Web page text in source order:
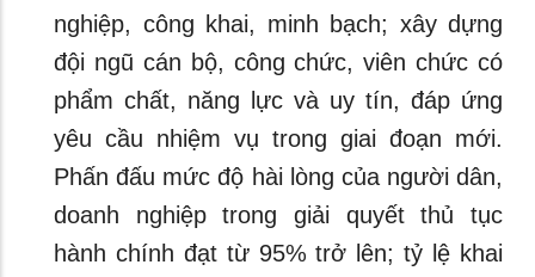
nghiệp, công khai, minh bạch; xây dựng
đội ngũ cán bộ, công chức, viên chức có
phẩm chất, năng lực và uy tín, đáp ứng
yêu cầu nhiệm vụ trong giai đoạn mới.
Phấn đấu mức độ hài lòng của người dân,
doanh nghiệp trong giải quyết thủ tục
hành chính đạt từ 95% trở lên; tỷ lệ khai